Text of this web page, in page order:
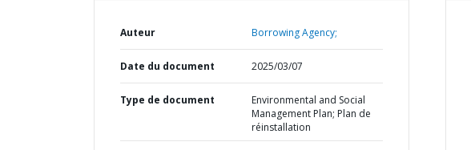
Auteur Borrowing Agency;
Date du document 2025/03/07
Type de document
Environmental and Social
Management Plan; Plan de
réinstallation